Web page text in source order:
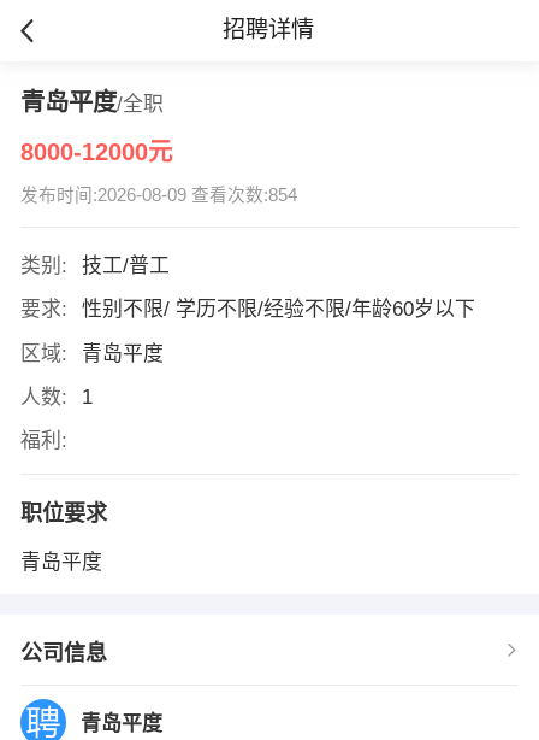
招聘详情
青岛平度/全职
8000-12000元
发布时间:2026-08-09 查看次数:854
类别:
技工/普工
要求:
性别不限/ 学历不限/经验不限/年龄60岁以下
区域:
青岛平度
人数:
1
福利:
职位要求
青岛平度
公司信息
青岛平度